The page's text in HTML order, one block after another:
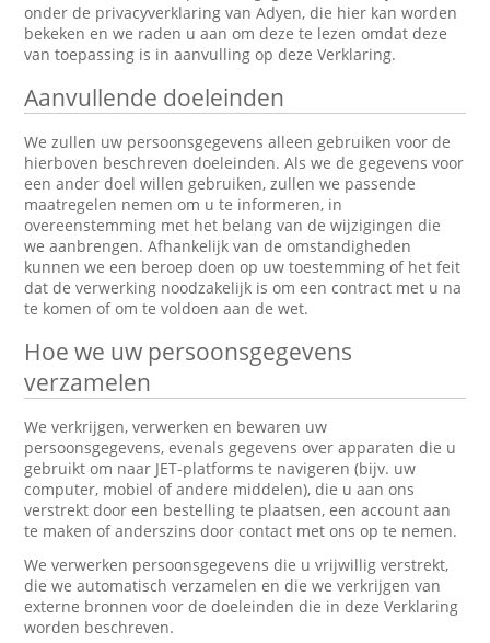
onder de privacyverklaring van Adyen, die hier kan worden
bekeken en we raden u aan om deze te lezen omdat deze
van toepassing is in aanvulling op deze Verklaring.
Aanvullende doeleinden
We zullen uw persoonsgegevens alleen gebruiken voor de
hierboven beschreven doeleinden. Als we de gegevens voor
een ander doel willen gebruiken, zullen we passende
maatregelen nemen om u te informeren, in
overeenstemming met het belang van de wijzigingen die
we aanbrengen. Afhankelijk van de omstandigheden
kunnen we een beroep doen op uw toestemming of het feit
dat de verwerking noodzakelijk is om een contract met u na
te komen of om te voldoen aan de wet.
Hoe we uw persoonsgegevens
verzamelen
We verkrijgen, verwerken en bewaren uw
persoonsgegevens, evenals gegevens over apparaten die u
gebruikt om naar JET-platforms te navigeren (bijv. uw
computer, mobiel of andere middelen), die u aan ons
verstrekt door een bestelling te plaatsen, een account aan
te maken of anderszins door contact met ons op te nemen.
We verwerken persoonsgegevens die u vrijwillig verstrekt,
die we automatisch verzamelen en die we verkrijgen van
externe bronnen voor de doeleinden die in deze Verklaring
worden beschreven.